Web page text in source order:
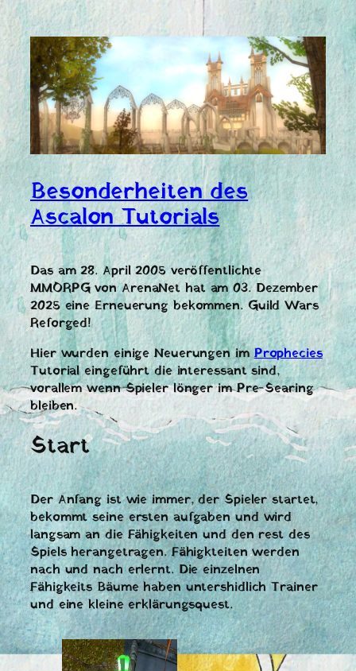
Besonderheiten des
Ascalon Tutorials
Das am 28. April 2005 veröffentlichte
MMORPG von ArenaNet hat am 03. Dezember
2025 eine Erneuerung bekommen. Guild Wars
Reforged!
Hier wurden einige Neuerungen imProphecies
Tutorial eingeführt die interessant sind,
vorallem wenn Spieler lönger im Pre-Searing
bleiben.
Start
Der Anfang ist wie immer, der Spieler startet,
bekommt seine ersten aufgaben und wird
langsam an die Fähigkeiten und den rest des
Spiels herangetragen. Fähigkteiten werden
nach und nach erlernt. Die einzelnen
Fähigkeits Bäume haben untershidlich Trainer
und eine kleine erklärungsquest.